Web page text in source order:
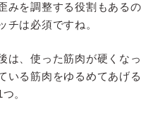
みを調整する役割もあるの
チは必須ですね。
は、使った筋肉が硬くなっ
いる筋肉をゆるめてあげる
。